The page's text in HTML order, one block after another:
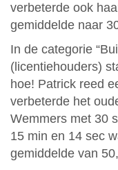
verbeterde ook
gemiddelde naar
In de categorie
(licentiehouders)
hoe! Patrick reed
verbeterde het
Wemmers met 30
15 min en 14 sec
gemiddelde van